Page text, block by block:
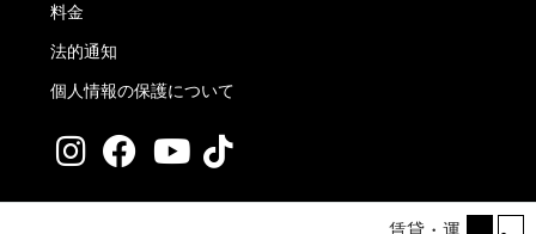
料金
法的通知
個人情報の保護について